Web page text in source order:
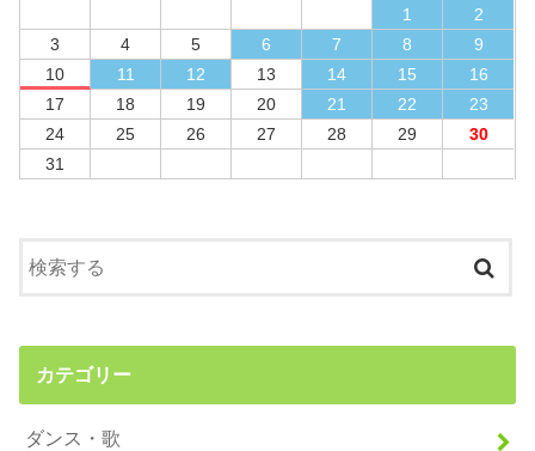
1
2
3
4 5 6 7 8
9
10
11 12 13 14 15
16
17
18 19 20 21 22
23
24
25 26 27 28 29
30
31
カテゴリー
ダンス・歌